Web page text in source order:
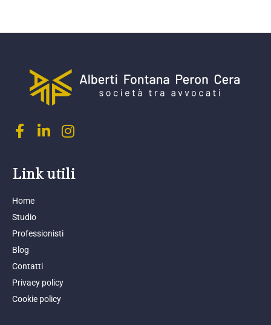
Link utili
Home
Studio
Professionisti
Blog
Contatti
Privacy policy
Cookie policy